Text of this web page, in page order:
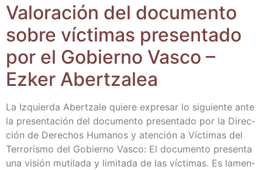
Valo­ra­ción del docu­men­to
sobre víc­ti­mas pre­sen­ta­do
por el Gobierno Vas­co –
Ezker Abertzalea
La Izquier­da Aber­tza­le quie­re expre­sar lo siguien­te ante
la pre­sen­ta­ción del docu­men­to pre­sen­ta­do por la Direc­
ción de Dere­chos Huma­nos y aten­ción a Víc­ti­mas del
Terro­ris­mo del Gobierno Vas­co: El docu­men­to pre­sen­ta
una visión muti­la­da y limi­ta­da de las víc­ti­mas. Es lamen­